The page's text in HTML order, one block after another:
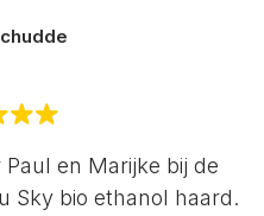
en Marijke bij de
Sky bio ethanol haard.